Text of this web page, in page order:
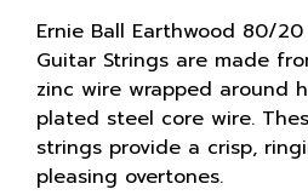
Ernie Ball Earthwood 80/
Guitar Strings are made
zinc wire wrapped around
plated steel core wire.
strings provide a crisp,
pleasing overtones.